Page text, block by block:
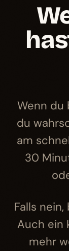
Wenn du
du
am
30
Falls
Auch ein
mehr